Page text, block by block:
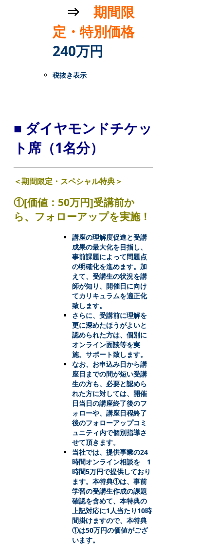
⇒ 期間限
定・特別価格
240万円
税抜き表示
■ ダイヤモンドチケッ
ト席（1名分）
＜期間限定・スペシャル特典＞
①[価値：50万円]受講前か
ら、フォローアップを実施！
講座の理解度促進と受講
成果の最大化を目指し、
事前課題によって問題点
の明確化を進めます。加
えて、受講生の状況を講
師が知り、開催日に向け
てカリキュラムを適正化
致します。
さらに、受講前に理解を
更に深めたほうがよいと
認められた方は、個別に
オンライン面談等を実
施。サポート致します。
なお、お申込み日から講
座日までの間が短い受講
生の方も、必要と認めら
れた方に対しては、開催
日当日の講座終了後のフ
ォローや、講座日程終了
後のフォローアップコミ
ュニティ内で個別指導さ
せて頂きます。
当社では、提供事業の24
時間オンライン相談を 1
時間5万円で提供しており
ます。本特典①は、事前
学習の受講生作成の課題
確認を含めて、本特典の
上記対応に1人当たり10時
間掛けますので、本特典
①は50万円の価値がござ
います。